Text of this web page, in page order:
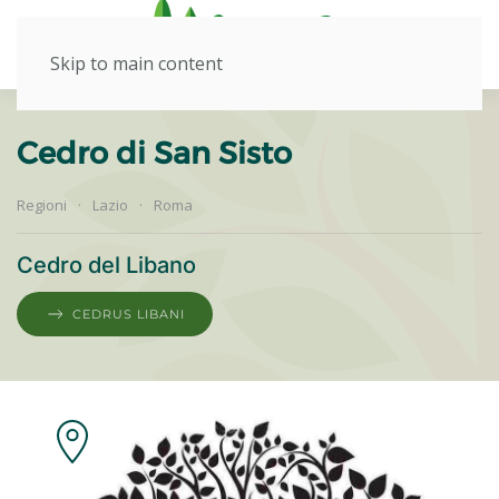
Skip to main content
Cedro di San Sisto
Regioni Lazio Roma
Cedro del Libano
CEDRUS LIBANI